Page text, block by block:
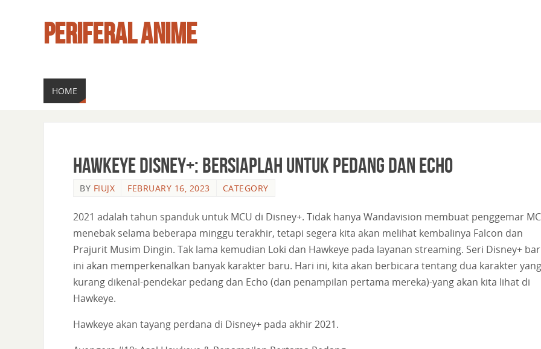
PERIFERAL ANIME
HOME
Hawkeye Disney+: Bersiaplah untuk Pedang dan Echo
BY FIUJX FEBRUARY 16, 2023 CATEGORY
2021 adalah tahun spanduk untuk MCU di Disney+. Tidak hanya Wandavision membuat penggemar
menebak selama beberapa minggu terakhir, tetapi segera kita akan melihat kembalinya Falcon dan
Prajurit Musim Dingin. Tak lama kemudian Loki dan Hawkeye pada layanan streaming. Seri Disney+
ini akan memperkenalkan banyak karakter baru. Hari ini, kita akan berbicara tentang dua karakter yang
kurang dikenal-pendekar pedang dan Echo (dan penampilan pertama mereka)-yang akan kita lihat di
Hawkeye.
Hawkeye akan tayang perdana di Disney+ pada akhir 2021.